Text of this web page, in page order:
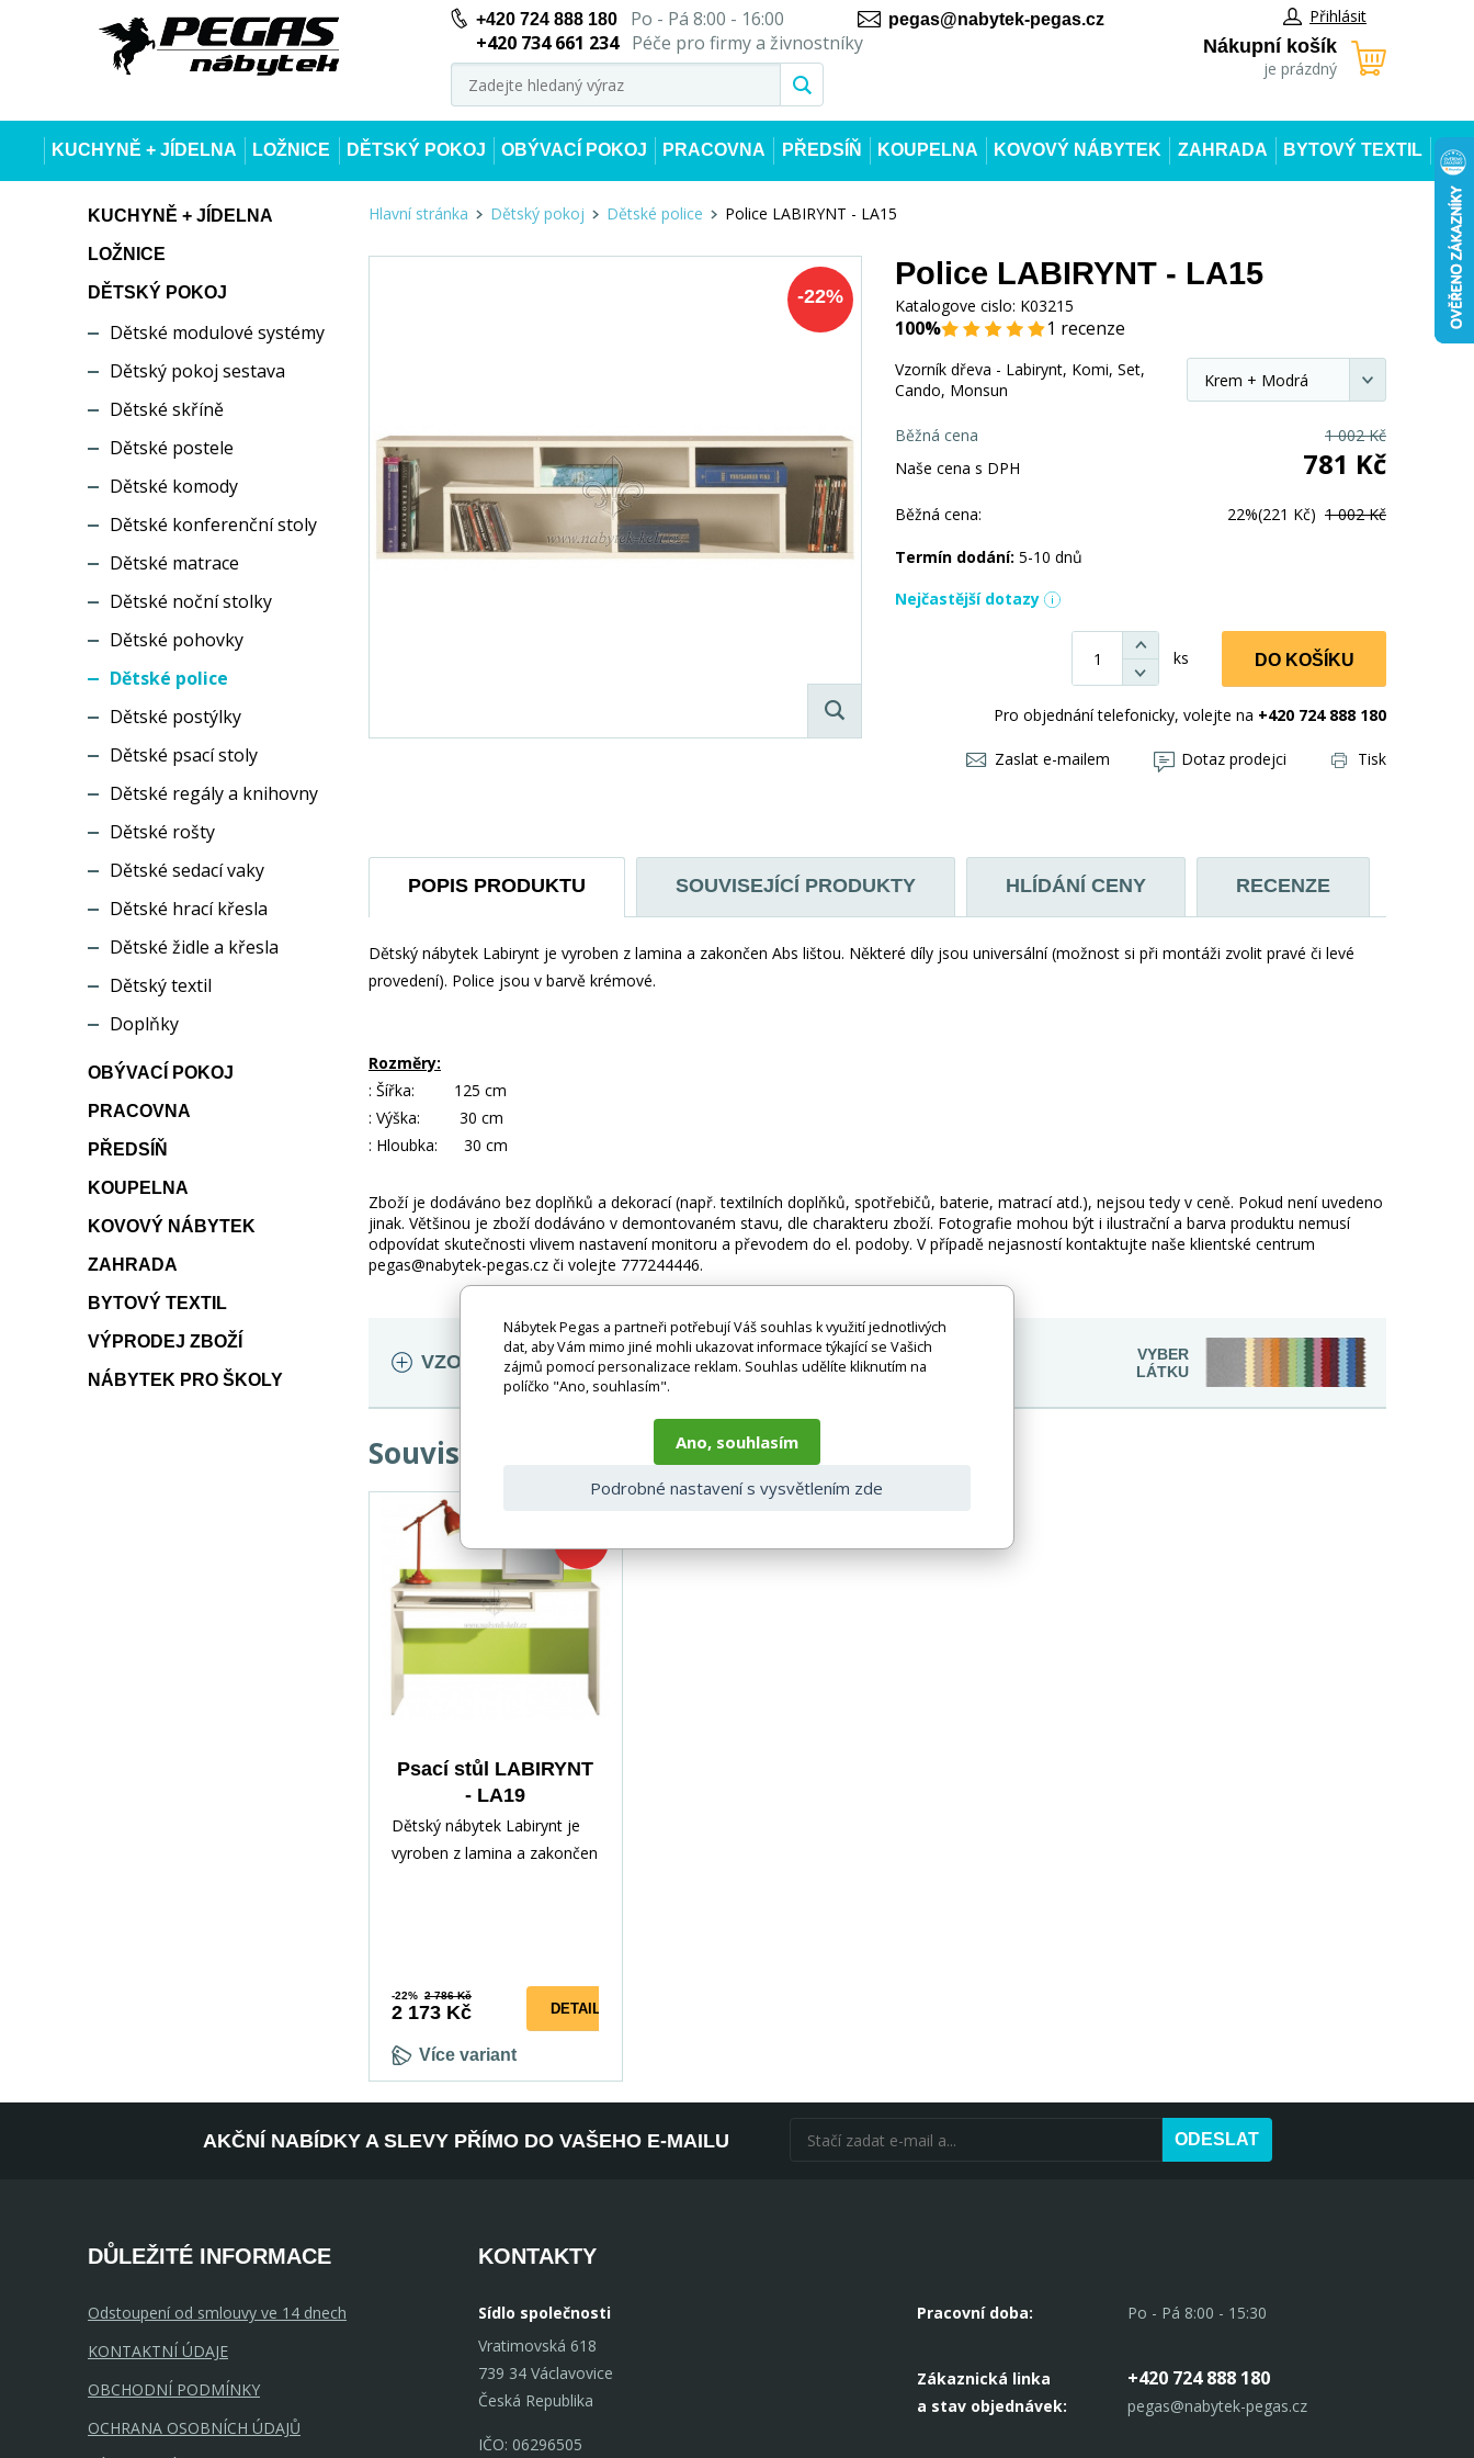
+420 724 888 180Po - Pá 8:00 - 16:00
+420 734 661 234
Péče pro firmy a živnostníky
pegas@nabytek-pegas.cz Přihlásit
Nákupní košík
je prázdný
KUCHYNĚ + JÍDELNA LOŽNICE DĚTSKÝ POKOJ OBÝVACÍ POKOJ PRACOVNA PŘEDSÍŇ KOUPELNA KOVOVÝ NÁBYTEK ZAHRADA BYTOVÝ TEXTIL
KUCHYNĚ + JÍDELNA
LOŽNICE
DĚTSKÝ POKOJ
Dětské modulové systémy
Dětský pokoj sestava
Dětské skříně
Dětské postele
Dětské komody
Dětské konferenční stoly
Dětské matrace
Dětské noční stolky
Dětské pohovky
Dětské police
Dětské postýlky
Dětské psací stoly
Dětské regály a knihovny
Dětské rošty
Dětské sedací vaky
Dětské hrací křesla
Dětské židle a křesla
Dětský textil
Doplňky
OBÝVACÍ POKOJ
PRACOVNA
PŘEDSÍŇ
KOUPELNA
KOVOVÝ NÁBYTEK
ZAHRADA
BYTOVÝ TEXTIL
VÝPRODEJ ZBOŽÍ
NÁBYTEK PRO ŠKOLY
Hlavní stránka Dětský pokoj Dětské police Police LABIRYNT - LA15
-22%
Police LABIRYNT - LA15
Katalogove cislo: K03215
100% 1 recenze
Vzorník dřeva - Labirynt, Komi, Set,
Cando, Monsun
Běžná cena 1 002Kč
Naše cena s DPH
781 Kč
Běžná cena: 22%(221 Kč) 1 002 Kč
Termín dodání: 5-10 dnů
Nejčastější dotazy
ks DO KOŠÍKU
Pro objednání telefonicky, volejte na +420 724 888 180
Zaslat e-mailem Dotaz prodejci Tisk
POPIS PRODUKTU SOUVISEJÍCÍ PRODUKTY HLÍDÁNÍ CENY RECENZE
Dětský nábytek Labirynt je vyroben z lamina a zakončen Abs lištou. Některé díly jsou universální (možnost si při montáži zvolit pravé či levé
provedení). Police jsou v barvě krémové.
Rozměry:
: Šířka: 125 cm
: Výška: 30 cm
: Hloubka: 30 cm
Zboží je dodáváno bez doplňků a dekorací (např. textilních doplňků, spotřebičů, baterie, matrací atd.), nejsou tedy v ceně. Pokud není uvedeno
jinak. Většinou je zboží dodáváno v demontovaném stavu, dle charakteru zboží. Fotografie mohou být i ilustrační a barva produktu nemusí
odpovídat skutečnosti vlivem nastavení monitoru a převodem do el. podoby. V případě nejasností kontaktujte naše klientské centrum
pegas@nabytek-pegas.cz či volejte 777244446.
VZORNÍK DŘEVA - LABIRYNT, KOMI, SET, CANDO, MONSUN
VYBER
LÁTKU
Související produkty
Psací stůl LABIRYNT
- LA19
Dětský nábytek Labirynt je
vyroben z lamina a zakončen
-22% 2 786 Kč
2 173 Kč
Více variant
DETAIL
AKČNÍ NABÍDKY A SLEVY PŘÍMO DO VAŠEHO E-MAILU ODESLAT
DŮLEŽITÉ INFORMACE
Odstoupení od smlouvy ve 14 dnech
KONTAKTNÍ ÚDAJE
OBCHODNÍ PODMÍNKY
OCHRANA OSOBNÍCH ÚDAJŮ
KONTAKTY
Sídlo společnosti
Vratimovská 618
739 34 Václavovice
Česká Republika
IČO: 06296505
Pracovní doba: Po - Pá 8:00 - 15:30
Zákaznická linka
a stav objednávek:
+420 724 888 180
pegas@nabytek-pegas.cz
Nábytek Pegas a partneři potřebují Váš souhlas k využití jednotlivých
dat, aby Vám mimo jiné mohli ukazovat informace týkající se Vašich
zájmů pomocí personalizace reklam. Souhlas udělíte kliknutím na
políčko "Ano, souhlasím".
Ano, souhlasím
Podrobné nastavení s vysvětlením zde